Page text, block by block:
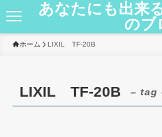
あなたにも出来
のブ
ホーム LIXIL TF-20B
LIXIL TF-20B – tag